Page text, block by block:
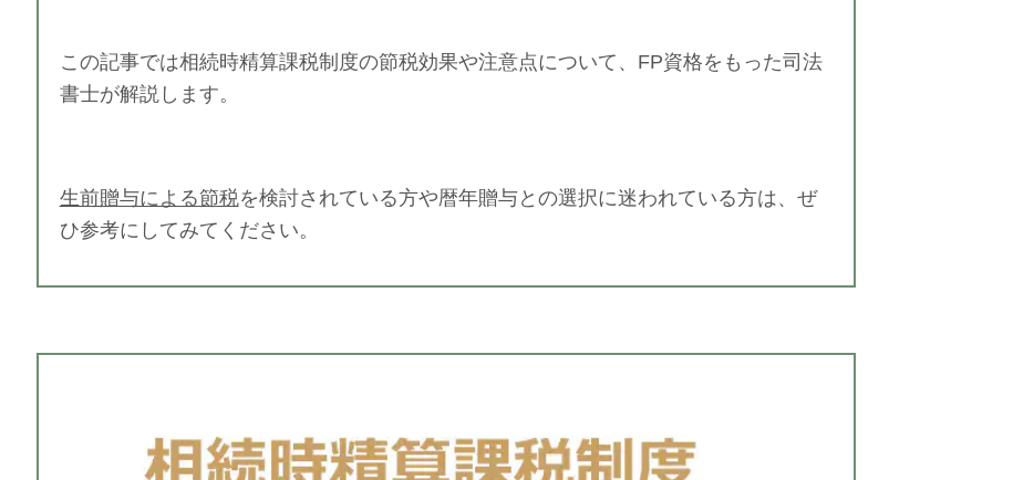
この記事では相続時精算課税制度の節税効果や注意点について、FP資格をもった司法
書士が解説します。
生前贈与による節税を検討されている方や暦年贈与との選択に迷われている方は、ぜ
ひ参考にしてみてください。